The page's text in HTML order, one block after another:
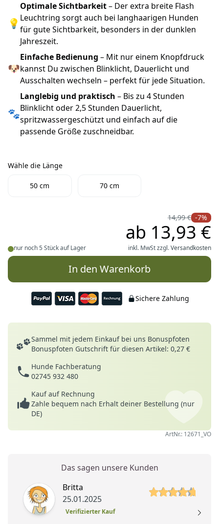
💡
Optimale Sichtbarkeit– Der extra breite Flash
Leuchtring sorgt auch bei langhaarigen Hunden
für gute Sichtbarkeit, besonders in der dunklen
Jahreszeit.
🐶
Einfache Bedienung – Mit nur einem Knopfdruck
kannst Du zwischen Blinklicht, Dauerlicht und
Ausschalten wechseln – perfekt für jede Situation.
🐾
Langlebig und praktisch – Bis zu 4 Stunden
Blinklicht oder 2,5 Stunden Dauerlicht,
spritzwassergeschützt und einfach auf die
passende Größe zuschneidbar.
Wähle die Länge
50 cm 70 cm
nur noch 5 Stück auf Lager
14,99 € -7%
ab 13,93 €
inkl. MwSt zzgl.Versandkosten
In den Warenkorb
Sichere Zahlung
Deine Vorteile
Sammel mit jedem Einkauf bei uns Bonuspfoten
Bonuspfoten Gutschrift für diesen Artikel: 0,27 €
Hunde Fachberatung
02745 932 480
Kauf auf Rechnung
Zahle bequem nach Erhalt deiner Bestellung (nur
DE)
ArtNr.: 12671_VO
Das sagen unsere Kunden
Britta
25.01.2025
Verifizierter Kauf
5 von 5 Sterne